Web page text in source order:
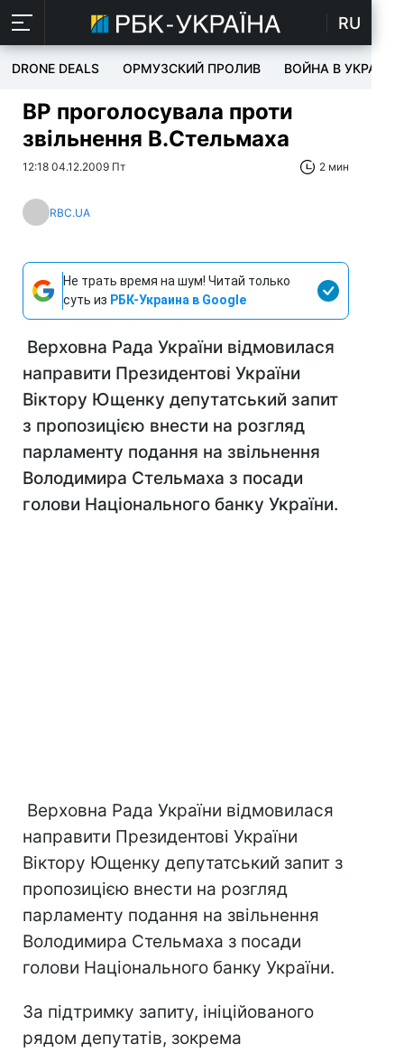
RU
DRONE DEALS ОРМУЗСКИЙ ПРОЛИВ ВОЙНА В УКРАИНЕ
ВР проголосувала проти
звільнення В.Стельмаха
12:18 04.12.2009 Пт 2 мин
RBC.UA
Не трать время на шум! Читай только
суть из РБК-Украина в Google
Верховна Рада України відмовилася
направити Президентові України
Віктору Ющенку депутатський запит
з пропозицією внести на розгляд
парламенту подання на звільнення
Володимира Стельмаха з посади
голови Національного банку України.
Верховна Рада України відмовилася
направити Президентові України
Віктору Ющенку депутатський запит з
пропозицією внести на розгляд
парламенту подання на звільнення
Володимира Стельмаха з посади
голови Національного банку України.
За підтримку запиту, ініційованого
рядом депутатів, зокрема